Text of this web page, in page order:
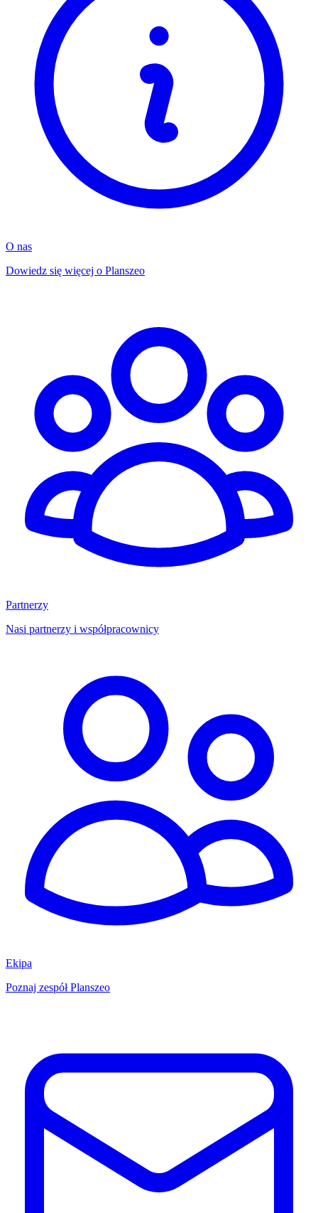
O nas
Dowiedz się więcej o Planszeo
Partnerzy
Nasi partnerzy i współpracownicy
Ekipa
Poznaj zespół Planszeo